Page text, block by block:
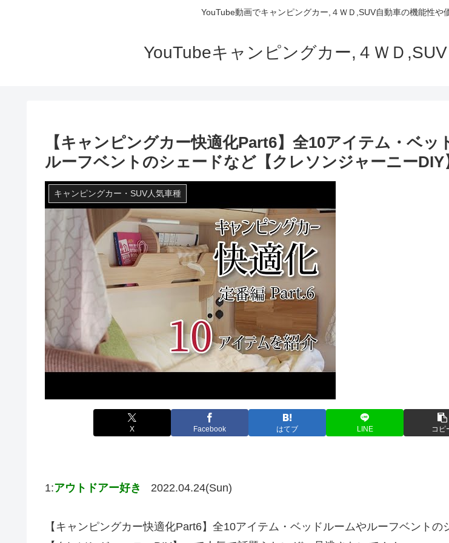
YouTube動画でキャンピングカー,４ＷＤ,SUV自動車の機能性や
YouTubeキャンピングカー,４ＷＤ
【キャンピングカー快適化Part6】全10アイテム・ベッ
ルーフベントのシェードなど【クレソンジャーニーDIY
キャンピングカー・SUV人気車種
X Facebook はてブ LINE コピ
1:アウトドアー好き 2022.04.24(Sun)
【キャンピングカー快適化Part6】全10アイテム・ベッドルームやルーフベントの